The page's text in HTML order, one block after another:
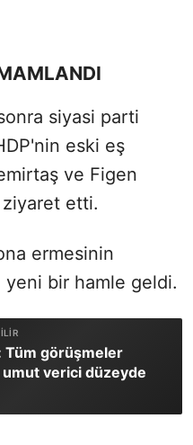
siyasi parti
eski eş
ve Figen
ziyaret etti.
ermesinin
yeni bir hamle geldi.
Tüm görüşmeler
verici düzeyde